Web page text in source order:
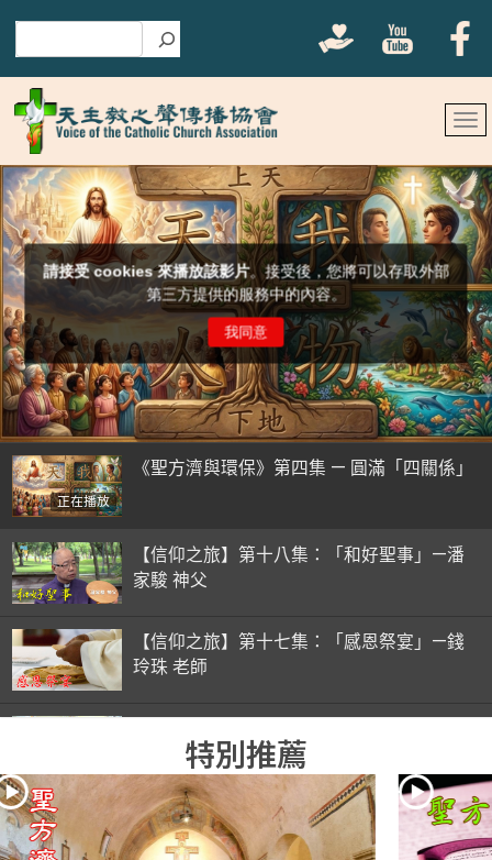
正在播放
《聖方濟與環保》第四集 — 圓滿「四關係」
【信仰之旅】第十八集：「和好聖事」—潘
家駿 神父
【信仰之旅】第十七集：「感恩祭宴」—錢
玲珠 老師
錢玲珠 老師
【信仰之旅】第十五集：「入門聖事」—錢
玲珠 老師
特別推薦